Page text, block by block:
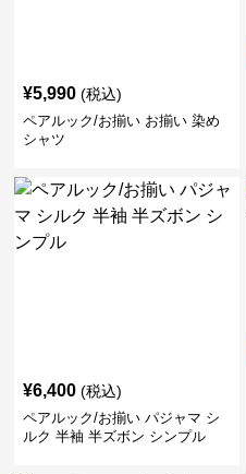
¥5,990 (税込)
ペアルック/お揃い お揃い 染め
シャツ
¥6,400 (税込)
ペアルック/お揃い パジャマ シ
ルク 半袖 半ズボン シンプル